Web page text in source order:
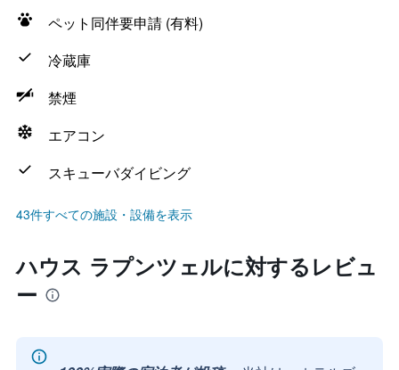
ペット同伴要申請 (有料)
冷蔵庫
禁煙
エアコン
スキューバダイビング
43件すべての施設・設備を表示
ハウス ラプンツェルに対するレビュ
ー